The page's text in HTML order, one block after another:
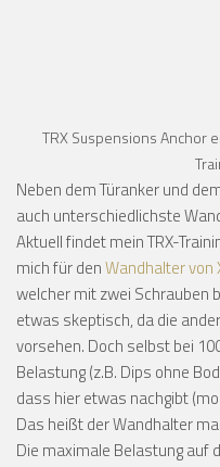
TRX Suspensions Anchor
Neben dem Türanker und
auch unterschiedlichste
Aktuell findet mein TRX-
mich für denWandhalter von
welcher mit zwei Schrauben
etwas skeptisch, da die
vorsehen. Doch selbst bei
Belastung (z.B. Dips ohne
dass hier etwas nachgibt
Das heißt der Wandhalter
Die maximale Belastung auf